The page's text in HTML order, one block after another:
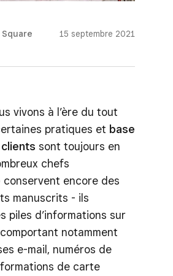
Square 15 septembre 2021
vivons à l’ère du tout
pratiques et base
sont toujours en
chefs
conservent encore des
manuscrits - ils
piles d’informations sur
notamment
e-mail, numéros de
de carte